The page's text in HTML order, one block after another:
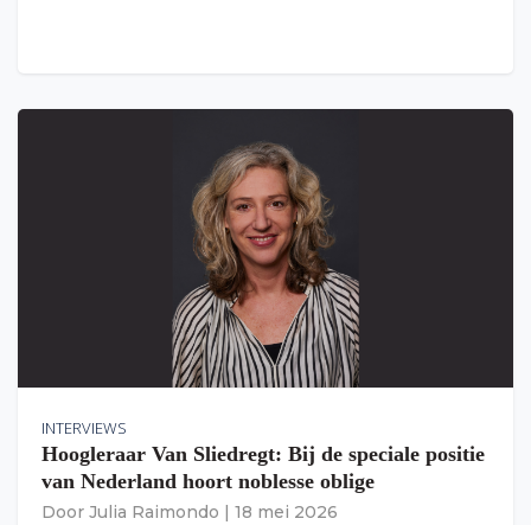
INTERVIEWS
Hoogleraar Van Sliedregt: Bij de speciale positie
van Nederland hoort noblesse oblige
Door Julia Raimondo 18 mei 2026